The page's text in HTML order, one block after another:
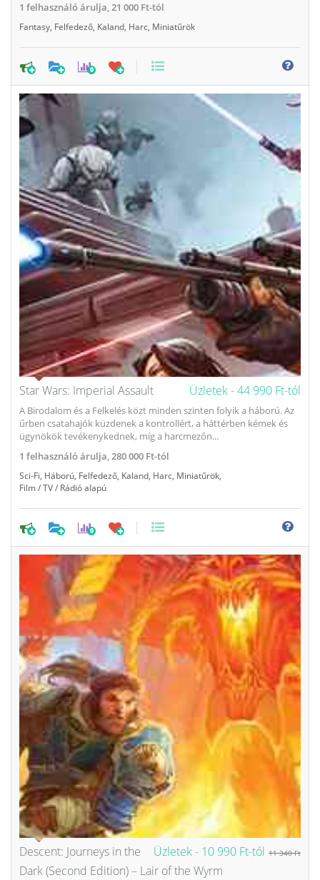
1 felhasználó árulja,21 000 Ft-tól
Fantasy, Felfedező, Kaland, Harc, Miniatűrök
0
Üzletek -44 990 Ft-tól
Star Wars: Imperial Assault
A Birodalom és a Felkelés közt minden szinten folyik a háború. Az
űrben csatahajók küzdenek a kontrollért, a háttérben kémek és
ügynökök tevékenykednek, míg a harcmezőn...
1 felhasználó árulja,280 000 Ft-tól
Sci-Fi, Háború, Felfedező, Kaland, Harc, Miniatűrök,
Film / TV / Rádió alapú
0
Üzletek - 10 990 Ft-tól 11 340 Ft
Descent: Journeys in the
Dark (Second Edition) – Lair of the Wyrm